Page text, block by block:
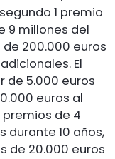
1 premio
9 millones del
200.000 euros
El
de 5.000 euros
euros al
de 4
durante 10 años,
de 20.000 euros